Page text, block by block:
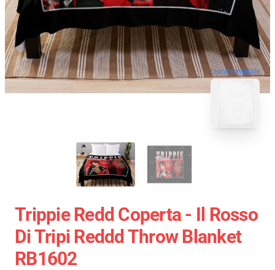
blank template
Trippie Redd Coperta - Il Rosso
Di Tripi Reddd Throw Blanket
RB1602